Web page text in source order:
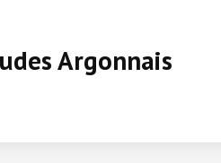
Argonnais